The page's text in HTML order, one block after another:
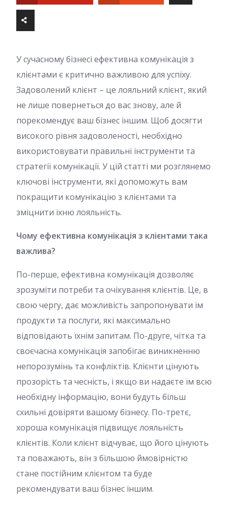
У сучасному бізнесі ефективна комунікація з
клієнтами є критично важливою для успіху.
Задоволений клієнт – це лояльний клієнт, який
не лише повернеться до вас знову, але й
порекомендує ваш бізнес іншим. Щоб досягти
високого рівня задоволеності, необхідно
використовувати правильні інструменти та
стратегії комунікації. У цій статті ми розглянемо
ключові інструменти, які допоможуть вам
покращити комунікацію з клієнтами та
зміцнити їхню лояльність.
Чому ефективна комунікація з клієнтами така
важлива?
По-перше, ефективна комунікація дозволяє
зрозуміти потреби та очікування клієнтів. Це, в
свою чергу, дає можливість запропонувати їм
продукти та послуги, які максимально
відповідають їхнім запитам. По-друге, чітка та
своєчасна комунікація запобігає виникненню
непорозумінь та конфліктів. Клієнти цінують
прозорість та чесність, і якщо ви надаєте їм всю
необхідну інформацію, вони будуть більш
схильні довіряти вашому бізнесу. По-третє,
хороша комунікація підвищує лояльність
клієнтів. Коли клієнт відчуває, що його цінують
та поважають, він з більшою ймовірністю
стане постійним клієнтом та буде
рекомендувати ваш бізнес іншим.